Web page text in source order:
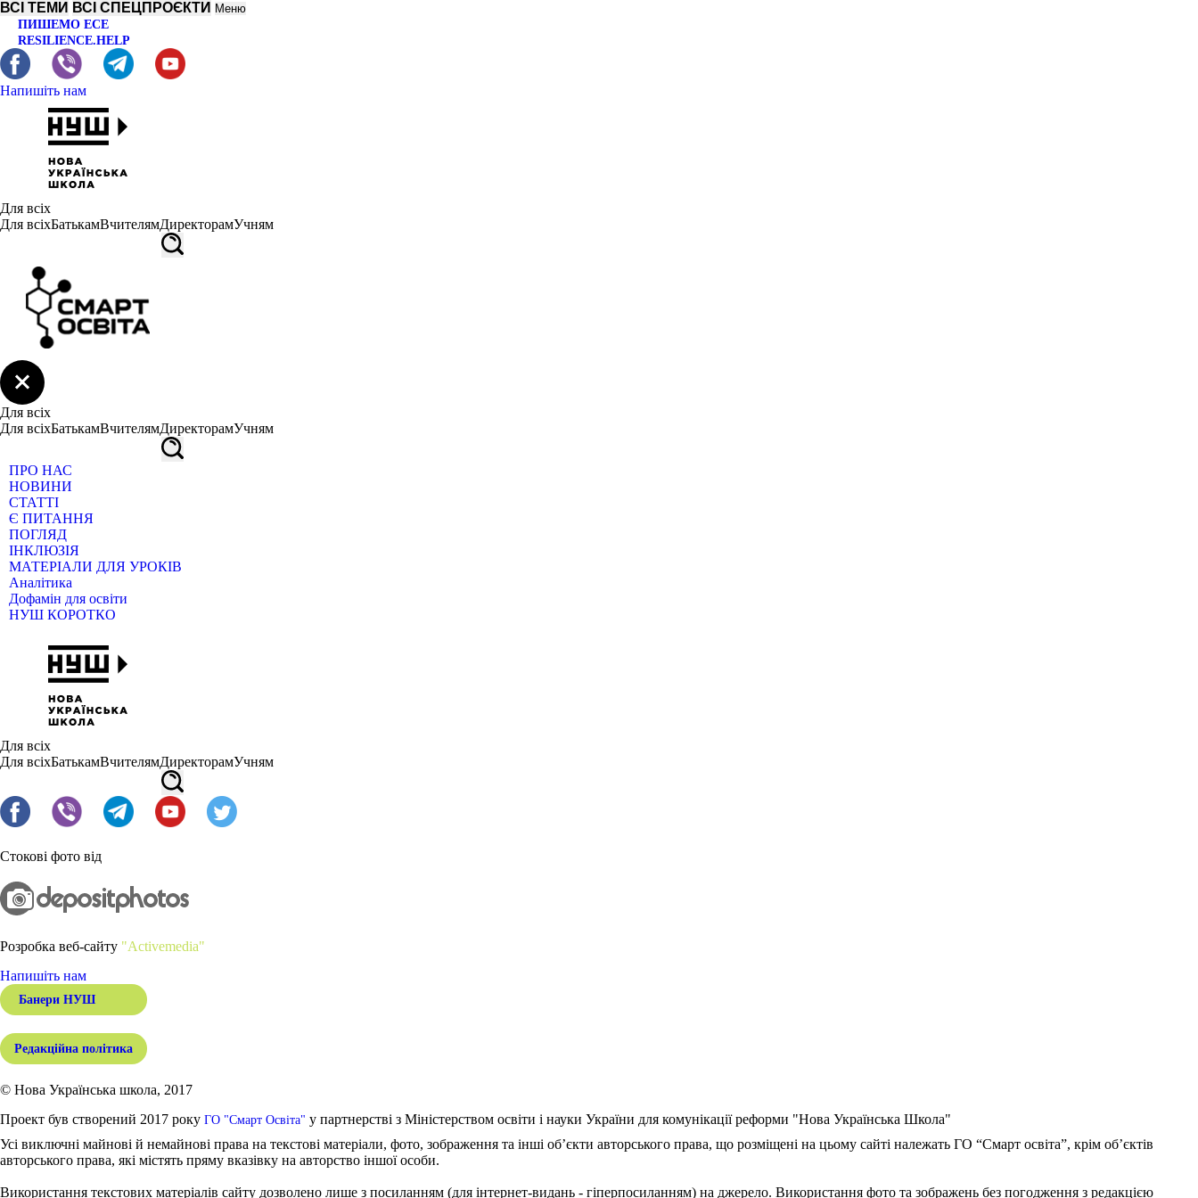
ВСІ ТЕМИ ВСІ СПЕЦПРОЄКТИ Меню
ПИШЕМО ЕСЕ
RESILIENCE.HELP
Напишіть нам
Для всіх
Для всіхБатькамВчителямДиректорамУчням
Для всіх
Для всіхБатькамВчителямДиректорамУчням
ПРО НАС
НОВИНИ
СТАТТІ
Є ПИТАННЯ
ПОГЛЯД
ІНКЛЮЗІЯ
МАТЕРІАЛИ ДЛЯ УРОКІВ
Аналітика
Дофамін для освіти
НУШ КОРОТКО
Для всіх
Для всіхБатькамВчителямДиректорамУчням
Стокові фото від
Розробка веб-сайту "Activemedia"
Напишіть нам
Банери НУШ
Редакційна політика
© Нова Українська школа, 2017
Проект був створений 2017 року ГО "Смарт Освіта" у партнерстві з Міністерством освіти і науки України для комунікації реформи "Нова Українська Школа"
Усі виключні майнові й немайнові права на текстові матеріали, фото, зображення та інші об’єкти авторського права, що розміщені на цьому сайті належать ГО “Смарт освіта”, крім об’єктів
авторського права, які містять пряму вказівку на авторство іншої особи.
Використання текстових матеріалів сайту дозволено лише з посиланням (для інтернет-видань - гіперпосиланням) на джерело. Використання фото та зображень без погодження з редакцією